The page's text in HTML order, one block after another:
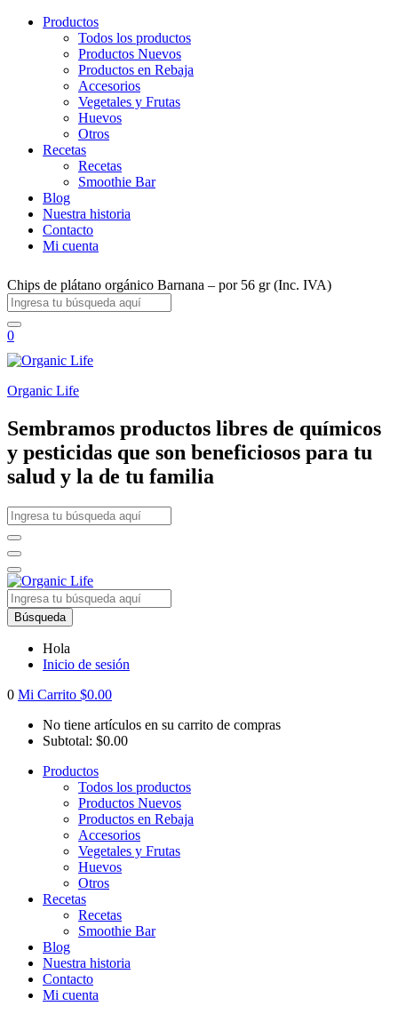
Productos
Todos los productos
Productos Nuevos
Productos en Rebaja
Accesorios
Vegetales y Frutas
Huevos
Otros
Recetas
Recetas
Smoothie Bar
Blog
Nuestra historia
Contacto
Mi cuenta
Chips de plátano orgánico Barnana – por 56 gr (Inc. IVA)
0
Organic Life
Sembramos productos libres de químicos
y pesticidas que son beneficiosos para tu
salud y la de tu familia
Búsqueda
Hola
Inicio de sesión
0 Mi Carrito $0.00
No tiene artículos en su carrito de compras
Subtotal: $0.00
Productos
Todos los productos
Productos Nuevos
Productos en Rebaja
Accesorios
Vegetales y Frutas
Huevos
Otros
Recetas
Recetas
Smoothie Bar
Blog
Nuestra historia
Contacto
Mi cuenta